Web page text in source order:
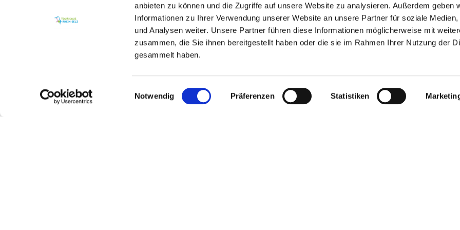
anbieten zu können und die Zugriffe auf unsere Website zu analysieren. Außerdem geben
Informationen zu Ihrer Verwendung unserer Website an unsere Partner für soziale Medien,
und Analysen weiter. Unsere Partner führen diese Informationen möglicherweise mit
zusammen, die Sie ihnen bereitgestellt haben oder die sie im Rahmen Ihrer Nutzung der
gesammelt haben.
Einwilligungsauswahl
Notwendig Präferenzen Statistiken
Rhein-Terrasse genießen. Ideal geeignet für
Bedarf auch entsprechende Räumlichkeiten zur…
mehr erfahren auf Karte anzeigen
Guntersblum
Pizzeria Da Paolo